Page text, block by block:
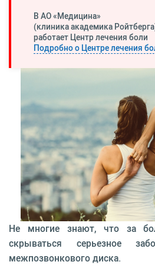
В АО «Медицина»
(клиника академика
работает Центр лечения боли
Подробно о Центре лечения
Не многие знают, что за
скрываться серьезное
межпозвонкового диска.